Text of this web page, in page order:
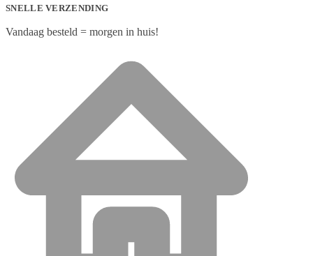
SNELLE VERZENDING
Vandaag besteld = morgen in huis!